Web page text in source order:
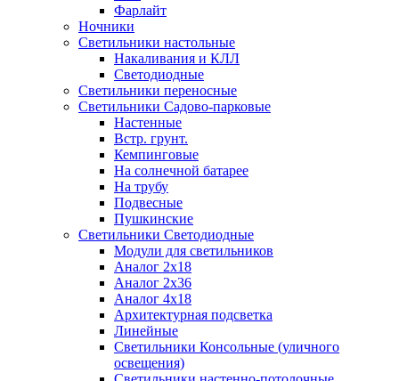
Фарлайт
Ночники
Светильники настольные
Накаливания и КЛЛ
Светодиодные
Светильники переносные
Светильники Садово-парковые
Настенные
Встр. грунт.
Кемпинговые
На солнечной батарее
На трубу
Подвесные
Пушкинские
Светильники Светодиодные
Модули для светильников
Аналог 2х18
Аналог 2х36
Аналог 4х18
Архитектурная подсветка
Линейные
Светильники Консольные (уличного
освещения)